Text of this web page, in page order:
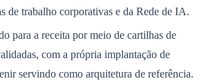
de trabalho corporativas e da Rede de IA.
para a receita por meio de cartilhas de
com a própria implantação de
servindo como arquitetura de referência.